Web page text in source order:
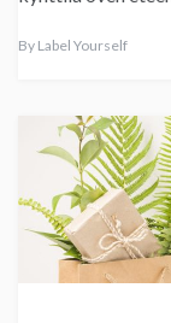
By Label Yourself